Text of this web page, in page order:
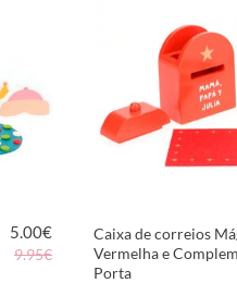
5.00€
9.95€
Caixa de correios
Vermelha e
Porta